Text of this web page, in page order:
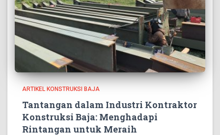
ARTIKEL KONSTRUKSI BAJA
Tantangan dalam Industri Kontraktor
Konstruksi Baja: Menghadapi
Rintangan untuk Meraih